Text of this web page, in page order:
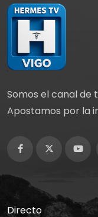
Somos el canal de
Apostamos por la
Directo